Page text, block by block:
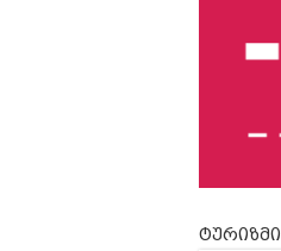
ტურიზმი